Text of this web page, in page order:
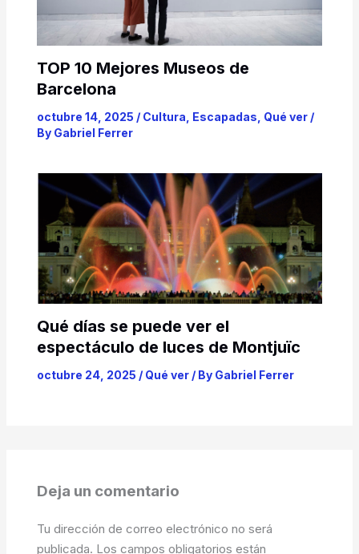
TOP 10 Mejores Museos de
Barcelona
octubre 14, 2025 / Cultura Escapadas Qué ver/
By Gabriel Ferrer
Qué días se puede ver el
espectáculo de luces de Montjuïc
octubre 24, 2025 / Qué ver/ By Gabriel Ferrer
Deja un comentario
Tu dirección de correo electrónico no será
publicada. Los campos obligatorios están